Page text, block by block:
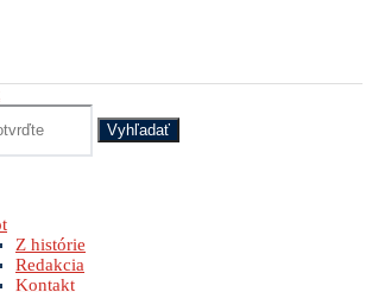
Vyhľadať
Z histórie
Redakcia
Kontakt